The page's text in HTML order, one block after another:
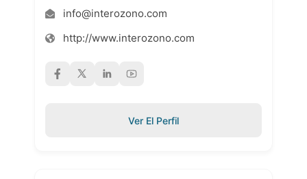
info@interozono.com
http://www.interozono.com
Ver El Perfil